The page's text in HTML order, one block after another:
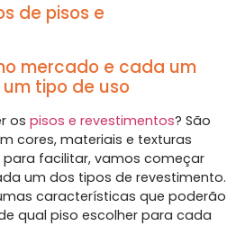
de pisos e
mercado e cada um
tipo de uso
os pisos e revestimentos? São
cores, materiais e texturas
para facilitar, vamos começar
um dos tipos de revestimento.
características que poderão
qual piso escolher para cada